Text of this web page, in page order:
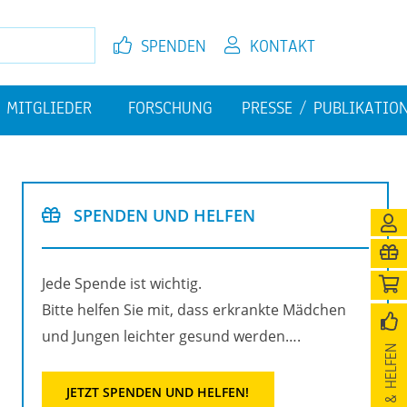
KON­TAKT
SPEN­DEN
MIT­GLIE­DER FOR­SCHUNG PRES­SE /
SPEN­DEN UND HEL­FEN
Jede Spen­de ist wich­tig.
Bitte hel­fen Sie mit, dass er­krank­te Mäd­chen
und Jun­gen leich­ter ge­sund wer­den….
JETZT SPEN­DEN UND HEL­FEN!